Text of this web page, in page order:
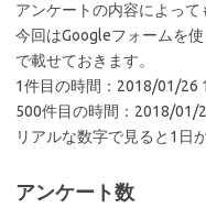
アンケートの内容によって
今回はGoogleフォームを
で載せておきます。
1件目の時間：2018/01/26
500件目の時間：2018/01/
リアルな数字で見ると1日
アンケート数